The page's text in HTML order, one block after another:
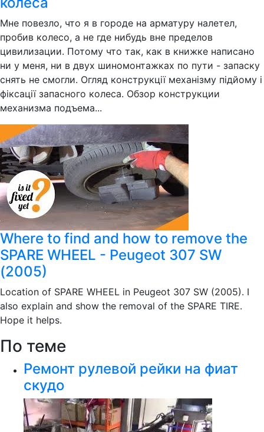
Мне повезло, что я в городе на арматуру налетел,
пробив колесо, а не где нибудь вне пределов
цивилизации. Потому что так, как в книжке написано
ни у меня, ни в двух шиномонтажках по пути - запаску
снять не смогли. Огляд конструкції механізму підйому і
фіксації запасного колеса. Обзор конструкции
механизма подъема...
Where to find and how to remove the
SPARE WHEEL - Peugeot 307 SW
(2005)
Location of SPARE WHEEL in Peugeot 307 SW (2005). I
also explain and show the removal of the SPARE TIRE.
Hope it helps.
По теме
Ремонт рулевой рейки на фиат
скудо